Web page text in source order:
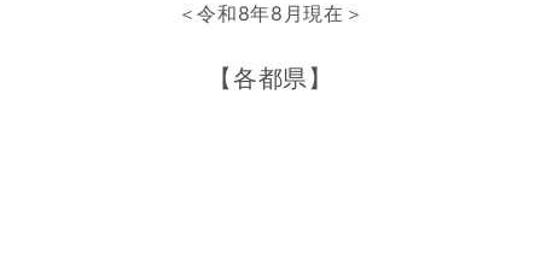
＜令和8年8月現在＞
【各都県】